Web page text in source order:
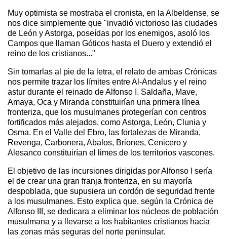
Muy optimista se mostraba el cronista, en la Albeldense, se
nos dice simplemente que "invadió victorioso las ciudades
de León y Astorga, poseídas por los enemigos, asoló los
Campos que llaman Góticos hasta el Duero y extendió el
reino de los cristianos..."
Sin tomarlas al pie de la letra, el relato de ambas Crónicas
nos permite trazar los límites entre Al-Andalus y el reino
astur durante el reinado de Alfonso I. Saldaña, Mave,
Amaya, Oca y Miranda constituirían una primera línea
fronteriza, que los musulmanes protegerían con centros
fortificados más alejados, como Astorga, León, Clunia y
Osma. En el Valle del Ebro, las fortalezas de Miranda,
Revenga, Carbonera, Abalos, Briones, Cenicero y
Alesanco constituirían el limes de los territorios vascones.
El objetivo de las incursiones dirigidas por Alfonso I sería
el de crear una gran franja fronteriza, en su mayoría
despoblada, que supusiera un cordón de seguridad frente
a los musulmanes. Esto explica que, según la Crónica de
Alfonso III, se dedicara a eliminar los núcleos de población
musulmana y a llevarse a los habitantes cristianos hacia
las zonas más seguras del norte peninsular.